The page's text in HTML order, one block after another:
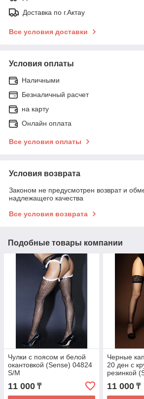
Доставка по г.Актау
Все условия доставки
Условия оплаты
Наличными
Безналичный расчет
на карту
Онлайн оплата
Все условия оплаты
Условия возврата
Законом не предусмотрен возврат и
надлежащего качества
Все условия возврата
Подобные товары компании
Чулки с поясом и белой
окантовкой (Sense) 04824
S/M
11 000 ₸
Черные
20 ден с
резинкой
11 000₸